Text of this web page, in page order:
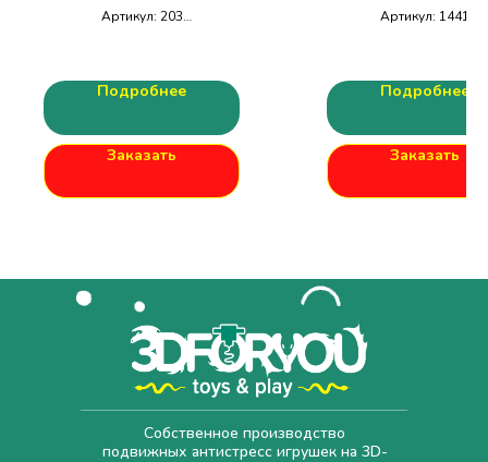
Артикул: 203
Подробнее
Заказать
Артикул: 1441
Подробнее
Заказать
Собственное производство
подвижных антистресс игрушек на 3D-